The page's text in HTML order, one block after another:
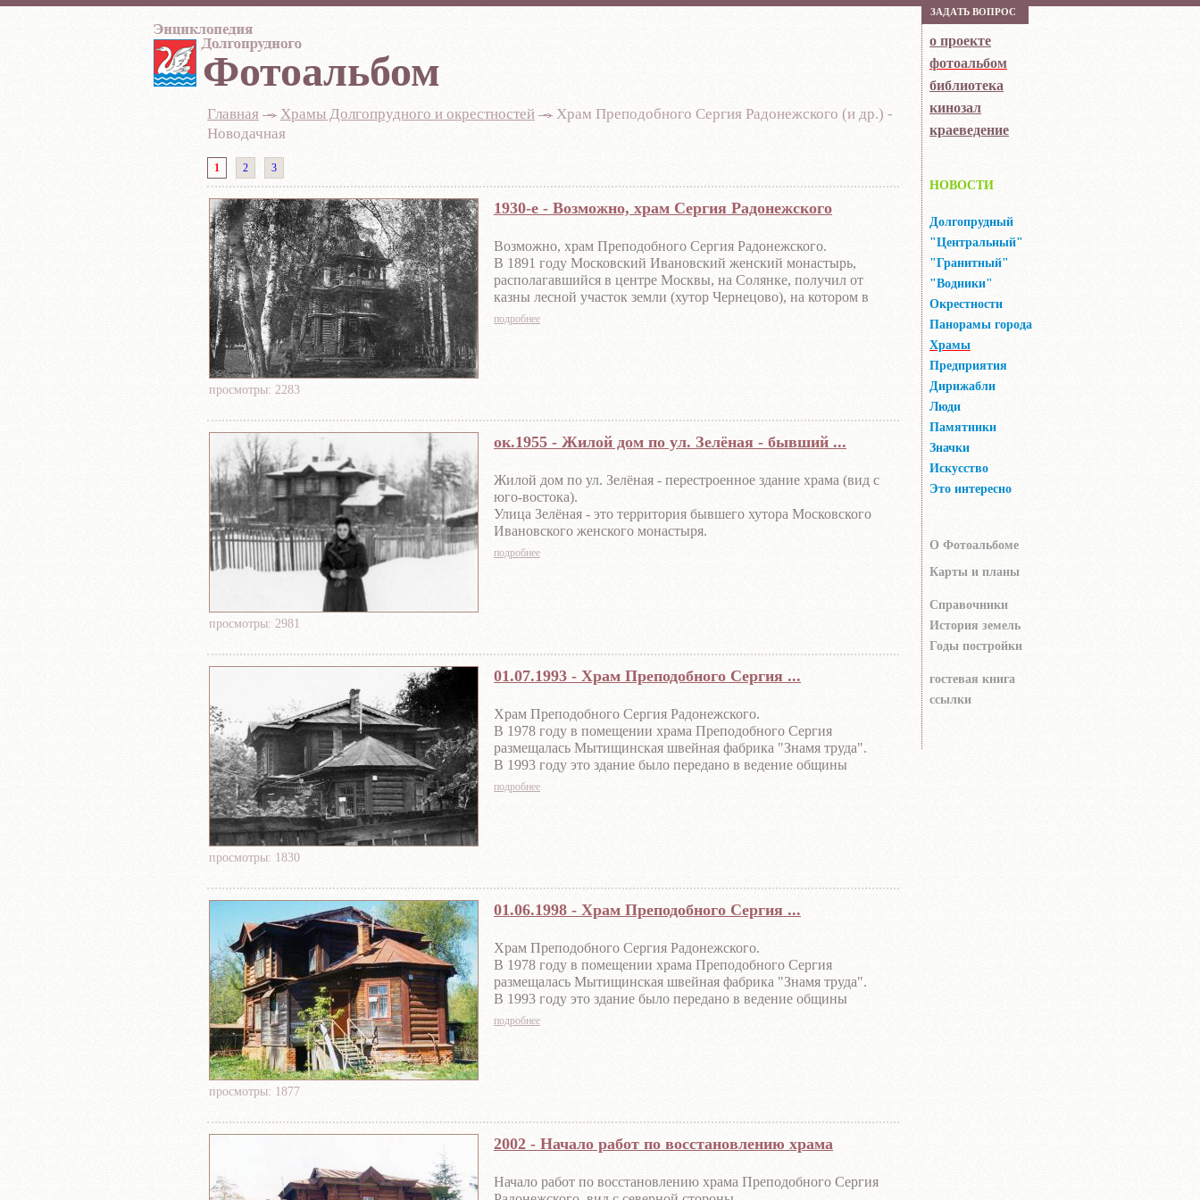
Фотоальбом
Главная - Храмы Долгопрудного и окрестностей - Храм Преподобного Сергия Радонежского (и др.) -
Новодачная
1 2 3
1930-е - Возможно, храм Сергия Радонежского
Возможно, храм Преподобного Сергия Радонежского.
В 1891 году Московский Ивановский женский монастырь,
располагавшийся в центре Москвы, на Солянке, получил от
казны лесной участок земли (хутор Чернецово), на котором в
1892 году началось строительство православного храма.
подробнее
просмотры: 2283
ок.1955 - Жилой дом по ул. Зелёная - бывший ...
Жилой дом по ул. Зелёная - перестроенное здание храма (вид с
юго-востока).
Улица Зелёная - это территория бывшего хутора Московского
Ивановского женского монастыря.
В 1931 году монастырь был закрыт и подвергся разорению. Был
подробнее
просмотры: 2981
01.07.1993 - Храм Преподобного Сергия ...
Храм Преподобного Сергия Радонежского.
В 1978 году в помещении храма Преподобного Сергия
размещалась Мытищинская швейная фабрика "Знамя труда".
В 1993 году это здание было передано в ведение общины
Русской православной церкви.
подробнее
просмотры: 1830
01.06.1998 - Храм Преподобного Сергия ...
Храм Преподобного Сергия Радонежского.
В 1978 году в помещении храма Преподобного Сергия
размещалась Мытищинская швейная фабрика "Знамя труда".
В 1993 году это здание было передано в ведение общины
Русской православной церкви.
подробнее
просмотры: 1877
2002 - Начало работ по восстановлению храма
Начало работ по восстановлению храма Преподобного Сергия
ЗAДAТЬ ВOПРOС
о проекте
фотоальбом
библиотека
кинозал
краеведение
НОВОСТИ
Долгопрудный
"Центральный"
"Гранитный"
"Водники"
Окрестности
Панорамы города
Храмы
Предприятия
Дирижабли
Люди
Памятники
Значки
Искусство
Это интересно
О Фотоальбоме
Карты и планы
Справочники
История земель
Годы постройки
гocтeвaя книгa
ссылки